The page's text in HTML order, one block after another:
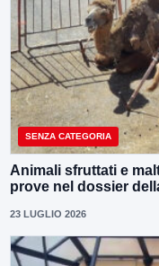
SENZA CATEGORIA
Animali sfruttati e
prove nel dossier
23 LUGLIO 2026